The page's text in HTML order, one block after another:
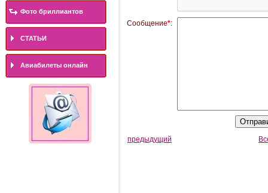
Фото бриллиантов
СТАТЬИ
Авиабилеты онлайн
Сообщение*:
предыдущий